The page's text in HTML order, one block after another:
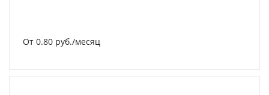
От 0.80 руб./месяц